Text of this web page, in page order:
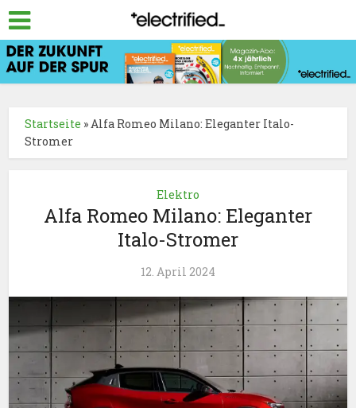
Startseite »Alfa Romeo Milano: Eleganter Italo-
Stromer
Elektro
Alfa Romeo Milano: Eleganter
Italo-Stromer
12. April 2024